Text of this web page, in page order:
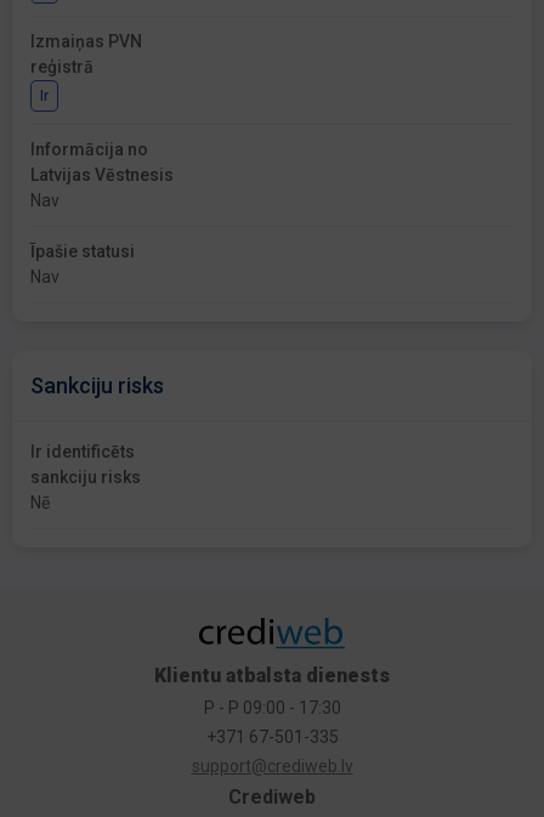
Izmaiņas PVN
reģistrā
Ir
Informācija no
Latvijas Vēstnesis
Nav
Īpašie statusi
Nav
Sankciju risks
Ir identificēts
sankciju risks
Nē
Crediweb
Klientu atbalsta dienests
P - P 09:00 - 17:30
+371 67-501-335
support@crediweb.lv